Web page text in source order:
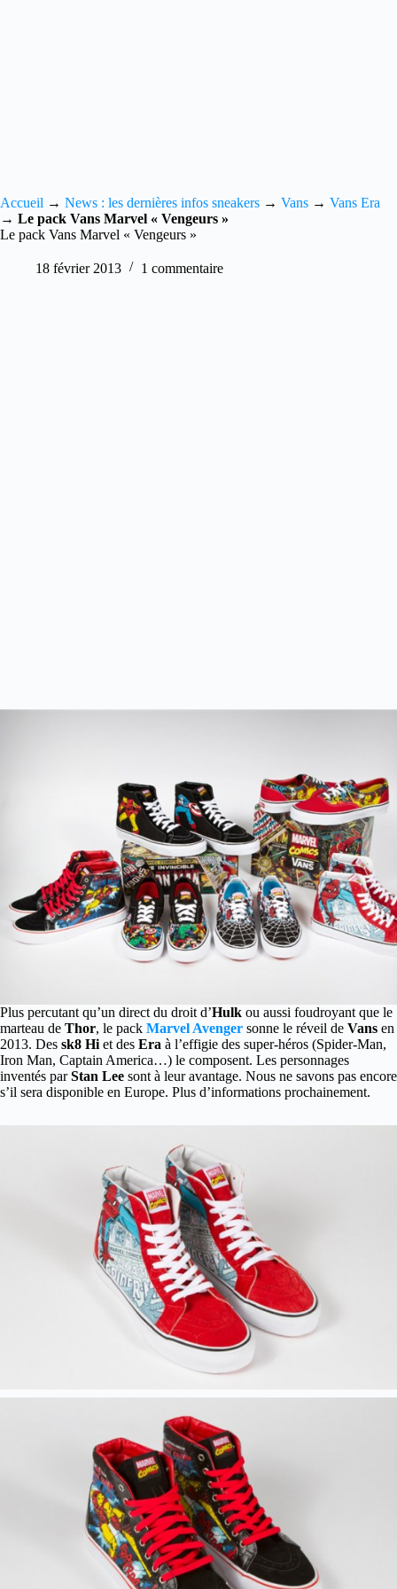
Accueil → News : les dernières infos sneakers → Vans → Vans Era
→ Le pack Vans Marvel « Vengeurs »
Le pack Vans Marvel « Vengeurs »
18 février 2013 1 commentaire
Plus percutant qu’un direct du droit d’Hulk ou aussi foudroyant que le
marteau de Thor, le pack Marvel Avenger sonne le réveil de Vans en
2013. Des sk8 Hi et des Era à l’effigie des super-héros (Spider-Man,
Iron Man, Captain America…) le composent. Les personnages
inventés parStan Lee sont à leur avantage. Nous ne savons pas encore
s’il sera disponible en Europe. Plus d’informations prochainement.